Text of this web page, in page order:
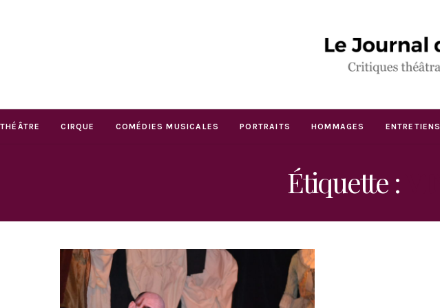
THÉÂTRE CIRQUE COMÉDIES MUSICALES PORTRAITS HOMMAGES ENTRETIENS
Étiquette :